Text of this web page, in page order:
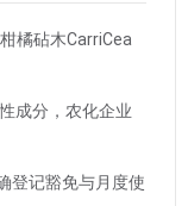
橘砧木CarriCea
成分，农化企业
登记豁免与月度使